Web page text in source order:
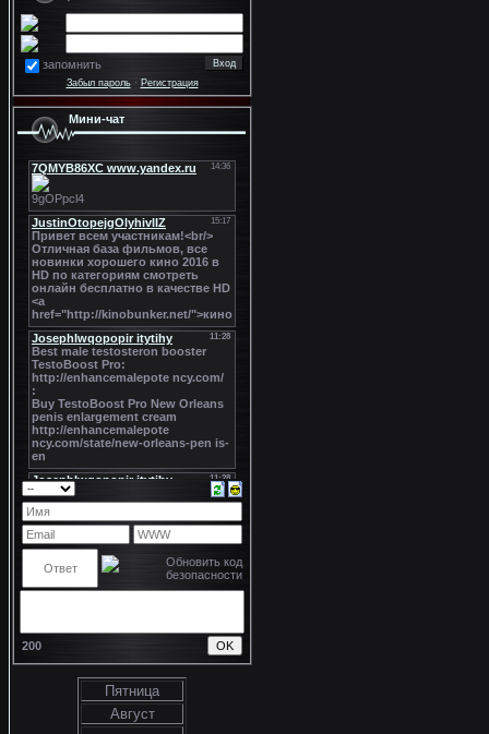
запомнить
Забыл пароль· Регистрация
Мини-чат
200
Пятница
Август